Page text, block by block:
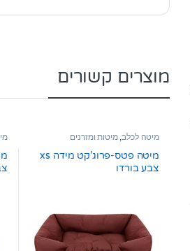
מוצרים קשורים
מיטה לכלב,מיטות ומזרנים
מיטה פטס-פרוג’קט מידה xs
צבע בורדו